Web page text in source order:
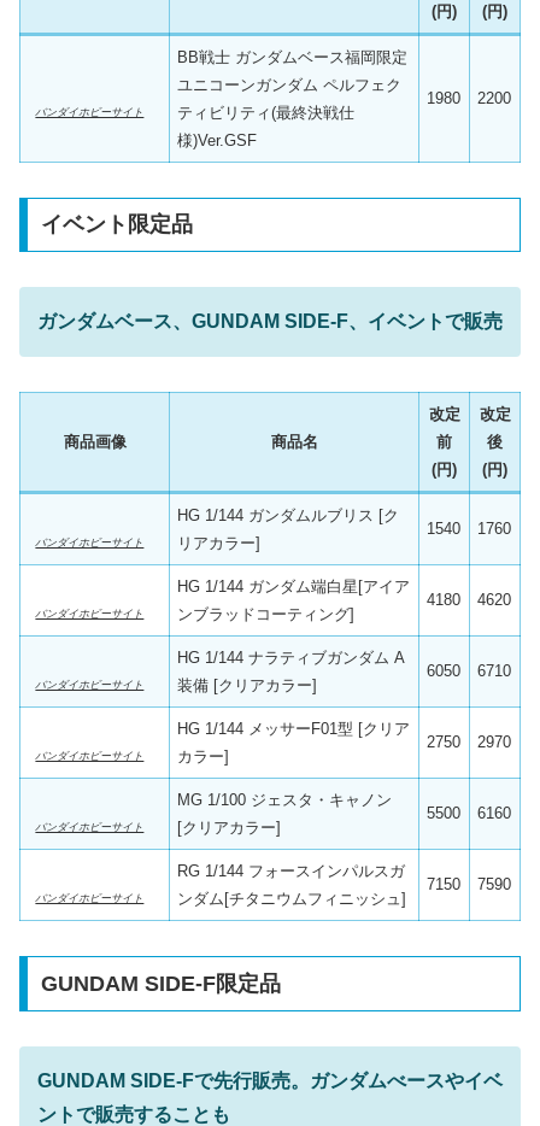
(円)
(円)
バンダイホビーサイト
BB戦士 ガンダムベース福岡限定
ユニコーンガンダム ペルフェク
ティビリティ(最終決戦仕
様)Ver.GSF
1980 2200
イベント限定品
ガンダムベース、GUNDAM SIDE-F、イベントで販売
商品画像 商品名
改定
前
(円)
改定
後
(円)
バンダイホビーサイト
HG 1/144 ガンダムルブリス [ク
リアカラー]
1540 1760
バンダイホビーサイト
HG 1/144 ガンダム端白星[アイア
ンブラッドコーティング]
4180 4620
バンダイホビーサイト
HG 1/144 ナラティブガンダム A
装備 [クリアカラー]
6050 6710
バンダイホビーサイト
HG 1/144 メッサーF01型 [クリア
カラー]
2750 2970
バンダイホビーサイト
MG 1/100 ジェスタ・キャノン
[クリアカラー]
5500 6160
バンダイホビーサイト
RG 1/144 フォースインパルスガ
ンダム[チタニウムフィニッシュ]
7150 7590
GUNDAM SIDE-F限定品
GUNDAM SIDE-Fで先行販売。ガンダムべースやイベ
ントで販売することも